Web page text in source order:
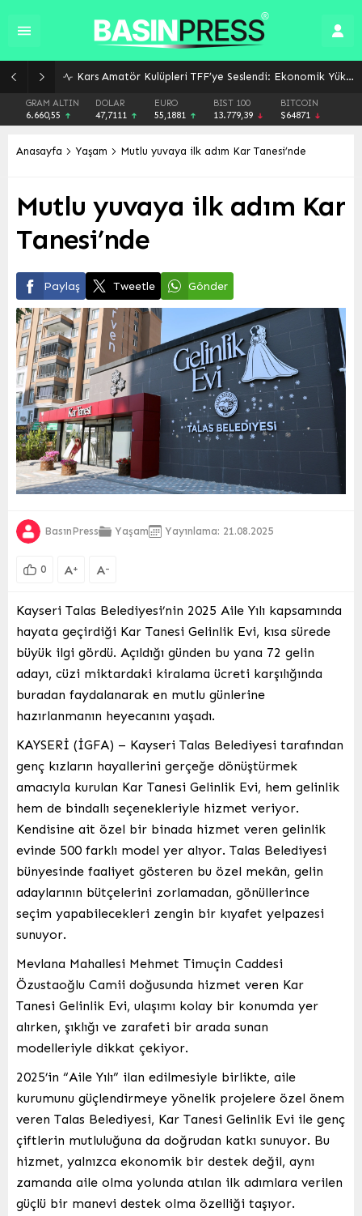
Futbol Sezonu Başlıyor: 2026 Yaz Transfer Dönemi 4 Eylül’de Sona Eriyor
GRAM ALTIN
6.660,55
DOLAR
47,7111
EURO
55,1881
BIST 100
13.779,39
BITCOIN
$64871
Anasayfa Yaşam Mutlu yuvaya ilk adım Kar Tanesi’nde
Mutlu yuvaya ilk adım Kar
Tanesi’nde
Paylaş Tweetle Gönder
BasınPress Yaşam Yayınlama: 21.08.2025
0 A+ A-
Kayseri Talas Belediyesi’nin 2025 Aile Yılı kapsamında
hayata geçirdiği Kar Tanesi Gelinlik Evi, kısa sürede
büyük ilgi gördü. Açıldığı günden bu yana 72 gelin
adayı, cüzi miktardaki kiralama ücreti karşılığında
buradan faydalanarak en mutlu günlerine
hazırlanmanın heyecanını yaşadı.
KAYSERİ (İGFA) – Kayseri Talas Belediyesi tarafından
genç kızların hayallerini gerçeğe dönüştürmek
amacıyla kurulan Kar Tanesi Gelinlik Evi, hem gelinlik
hem de bindallı seçenekleriyle hizmet veriyor.
Kendisine ait özel bir binada hizmet veren gelinlik
evinde 500 farklı model yer alıyor. Talas Belediyesi
bünyesinde faaliyet gösteren bu özel mekân, gelin
adaylarının bütçelerini zorlamadan, gönüllerince
seçim yapabilecekleri zengin bir kıyafet yelpazesi
sunuyor.
Mevlana Mahallesi Mehmet Timuçin Caddesi
Özustaoğlu Camii doğusunda hizmet veren Kar
Tanesi Gelinlik Evi, ulaşımı kolay bir konumda yer
alırken, şıklığı ve zarafeti bir arada sunan
modelleriyle dikkat çekiyor.
2025’in “Aile Yılı” ilan edilmesiyle birlikte, aile
kurumunu güçlendirmeye yönelik projelere özel önem
veren Talas Belediyesi, Kar Tanesi Gelinlik Evi ile genç
çiftlerin mutluluğuna da doğrudan katkı sunuyor. Bu
hizmet, yalnızca ekonomik bir destek değil, aynı
zamanda aile olma yolunda atılan ilk adımlara verilen
güçlü bir manevi destek olma özelliği taşıyor.